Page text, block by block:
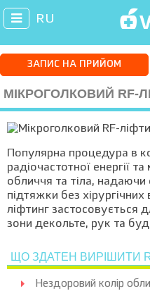
RU
ЗАПИС НА ПРИЙОМ
МІКРОГОЛКОВИЙ RF-
Популярна процедура в
радіочастотної енергії
обличчя та тіла,
підтяжки без
ліфтинг застосовується
зони декольте, рук та
ЩО ЗДАТЕН ВИРІШИТИ
Нездоровий колір